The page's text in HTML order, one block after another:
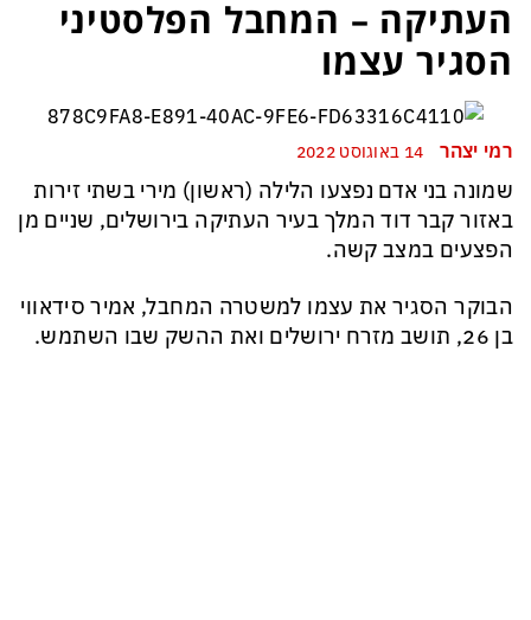
הוא עובר מידרדרות במהירות כשההשלכות יגיעו בקרוב מאוד גם לישראל
פריצת הענק בליכטנשטיין עלולה להפוך לסיוט של אלפי בעלי הון ברחבי העולם
הקל והבא ביותר להגשמה עצמית בדיוק בזמן די שנדמה שזו – אין סיכוי י להצליח
הלך לעולמו: וינסנט פסטורה, המאפיונר האהוב של אמריקה, מת בגיל 80
העתיקה – המחבל הפלסטיני
הסגיר עצמו
רמי יצהר
שמונה בני אדם נפצעו הלילה (ראשון) מירי בשתי זירות
באזור קבר דוד המלך בעיר העתיקה בירושלים, שניים מן
הפצעים במצב קשה.
הבוקר הסגיר את עצמו למשטרה המחבל, אמיר סידאווי
בן 26, תושב מזרח ירושלים ואת ההשק שבו השתמש.